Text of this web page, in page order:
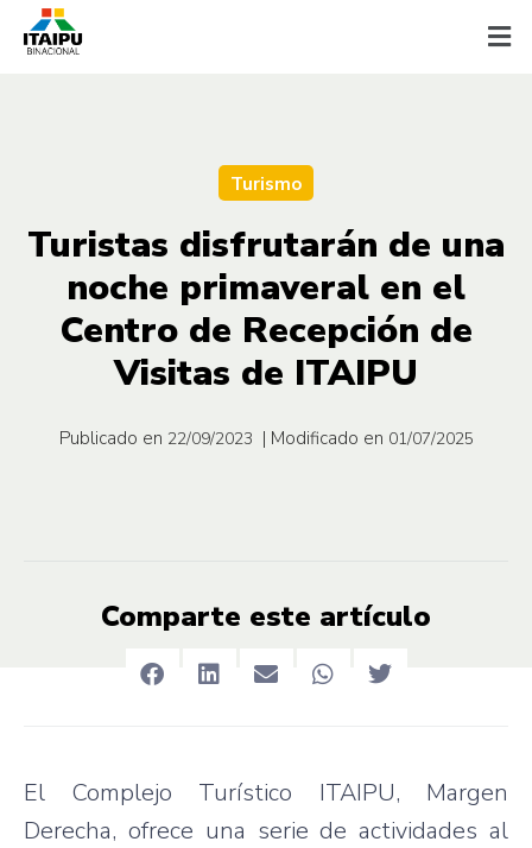
Turismo
Turistas disfrutarán de una
noche primaveral en el
Centro de Recepción de
Visitas de ITAIPU
Publicado en 22/09/2023 | Modificado en 01/07/2025
Comparte este artículo
El Complejo Turístico ITAIPU, Margen
Derecha, ofrece una serie de actividades al